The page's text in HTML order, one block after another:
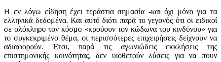
Η εν λόγω είδηση έχει τεράστια σημασία -και όχι μόνο για τα
ελληνικά δεδομένα. Και αυτό διότι παρά το γεγονός ότι οι ειδικοί
σε ολόκληρο τον κόσμο «κρούουν τον κώδωνα του κινδύνου» για
το συγκεκριμένο θέμα, οι περισσότερες επιχειρήσεις δείχνουν να
αδιαφορούν. Έτσι, παρά τις αγωνιώδεις εκκλήσεις της
επιστημονικής κοινότητας, δεν υιοθετούν λύσεις για να πουν